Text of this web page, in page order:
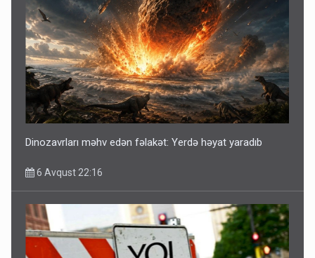
Dinozavrları məhv edən fəlakət: Yerdə həyat yaradıb
6 Avqust 22:16